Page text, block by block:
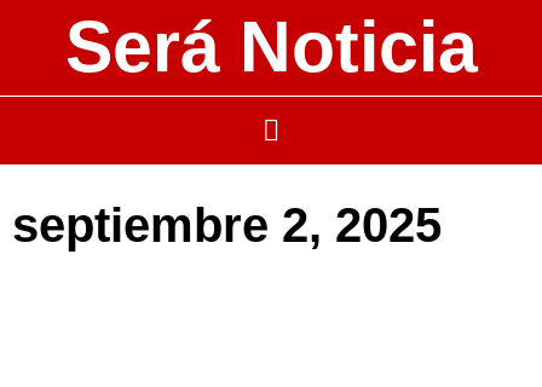
Será Noticia
septiembre 2, 2025